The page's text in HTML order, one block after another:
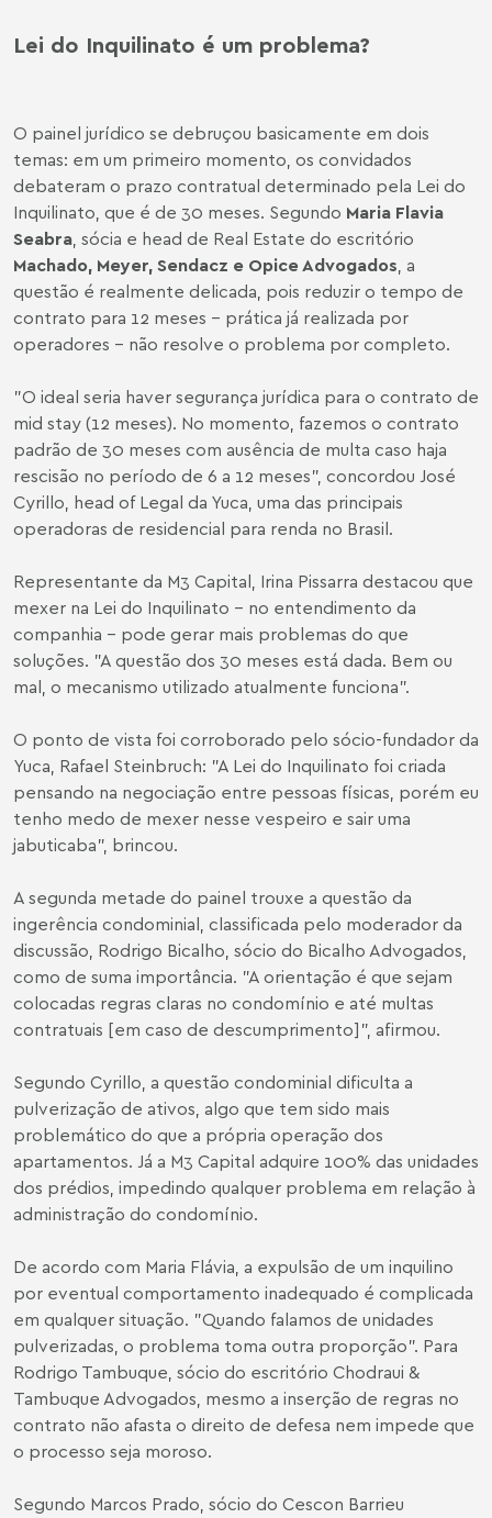
Lei do Inquilinato é um problema?
O painel jurídico se debruçou basicamente em dois
temas: em um primeiro momento, os convidados
debateram o prazo contratual determinado pela Lei do
Inquilinato, que é de 30 meses. Segundo Maria Flavia
Seabra, sócia e head de Real Estate do escritório
Machado, Meyer, Sendacz e Opice Advogados, a
questão é realmente delicada, pois reduzir o tempo de
contrato para 12 meses - prática já realizada por
operadores - não resolve o problema por completo.
"O ideal seria haver segurança jurídica para o contrato de
mid stay (12 meses). No momento, fazemos o contrato
padrão de 30 meses com ausência de multa caso haja
rescisão no período de 6 a 12 meses", concordou José
Cyrillo, head of Legal da Yuca, uma das principais
operadoras de residencial para renda no Brasil.
Representante da M3 Capital, Irina Pissarra destacou que
mexer na Lei do Inquilinato - no entendimento da
companhia - pode gerar mais problemas do que
soluções. "A questão dos 30 meses está dada. Bem ou
mal, o mecanismo utilizado atualmente funciona".
O ponto de vista foi corroborado pelo sócio-fundador da
Yuca, Rafael Steinbruch: "A Lei do Inquilinato foi criada
pensando na negociação entre pessoas físicas, porém eu
tenho medo de mexer nesse vespeiro e sair uma
jabuticaba", brincou.
A segunda metade do painel trouxe a questão da
ingerência condominial, classificada pelo moderador da
discussão, Rodrigo Bicalho, sócio do Bicalho Advogados,
como de suma importância. "A orientação é que sejam
colocadas regras claras no condomínio e até multas
contratuais [em caso de descumprimento]", afirmou.
Segundo Cyrillo, a questão condominial dificulta a
pulverização de ativos, algo que tem sido mais
problemático do que a própria operação dos
apartamentos. Já a M3 Capital adquire 100% das unidades
dos prédios, impedindo qualquer problema em relação à
administração do condomínio.
De acordo com Maria Flávia, a expulsão de um inquilino
por eventual comportamento inadequado é complicada
em qualquer situação. "Quando falamos de unidades
pulverizadas, o problema toma outra proporção". Para
Rodrigo Tambuque, sócio do escritório Chodraui &
Tambuque Advogados, mesmo a inserção de regras no
contrato não afasta o direito de defesa nem impede que
o processo seja moroso.
Segundo Marcos Prado, sócio do Cescon Barrieu